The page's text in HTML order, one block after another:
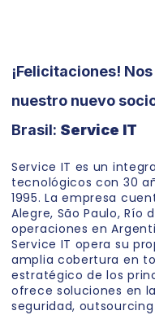
¡Felicitaciones!
nuestro nuevo
Brasil: Service IT
Service IT es un
tecnológicos con 30
1995. La empresa
Alegre, São Paulo, Río
operaciones en
Service IT opera su
amplia cobertura en
estratégico de los
ofrece soluciones en
seguridad,